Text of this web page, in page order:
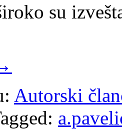
su
Autorski